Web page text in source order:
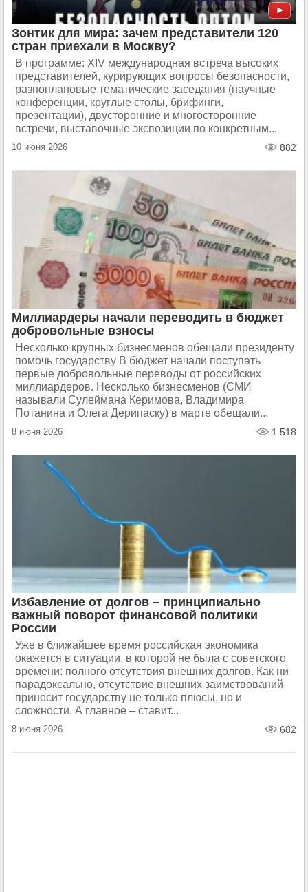
Зонтик для мира: зачем представители 120
стран приехали в Москву?
В программе: XIV международная встреча высоких
представителей, курирующих вопросы безопасности,
разноплановые тематические заседания (научные
конференции, круглые столы, брифинги,
презентации), двусторонние и многосторонние
встречи, выставочные экспозиции по конкретным...
10 июня 2026 882
Миллиардеры начали переводить в бюджет
добровольные взносы
Несколько крупных бизнесменов обещали президенту
помочь государству В бюджет начали поступать
первые добровольные переводы от российских
миллиардеров. Несколько бизнесменов (СМИ
называли Сулеймана Керимова, Владимира
Потанина и Олега Дерипаску) в марте обещали...
8 июня 2026 1 518
Избавление от долгов – принципиально
важный поворот финансовой политики
России
Уже в ближайшее время российская экономика
окажется в ситуации, в которой не была с советского
времени: полного отсутствия внешних долгов. Как ни
парадоксально, отсутствие внешних заимствований
приносит государству не только плюсы, но и
сложности. А главное – ставит...
8 июня 2026 682